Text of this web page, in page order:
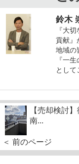
鈴木
『大
貢献』
地域の
『一
として
【売却検討
南...
＜ 前のページ